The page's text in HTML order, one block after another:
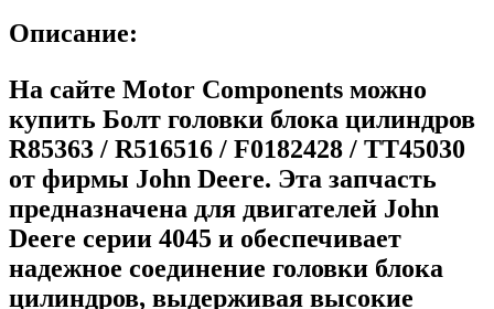
Описание:
На сайте Motor Components можно
купить Болт головки блока цилиндров
R85363 / R516516 / F0182428 / TT45030
от фирмы John Deere. Эта запчасть
предназначена для двигателей John
Deere серии 4045 и обеспечивает
надежное соединение головки блока
цилиндров, выдерживая высокие